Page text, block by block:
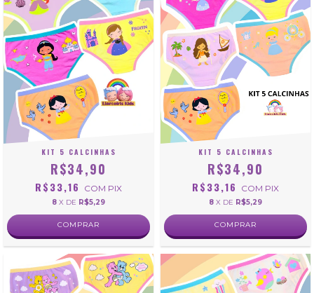
KIT 5 CALCINHAS
R$34,90
R$33,16 COM PIX
8 X DE R$5,29
COMPRAR
KIT 5 CALCINHAS
R$34,90
R$33,16 COM PIX
8 X DE R$5,29
COMPRAR